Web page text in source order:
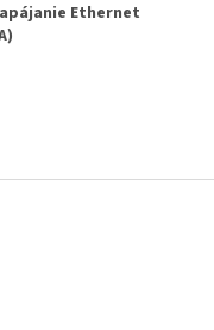
Ethernet